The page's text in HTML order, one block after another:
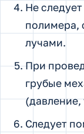
Не
полимера,
лучами.
При
грубые
Следует